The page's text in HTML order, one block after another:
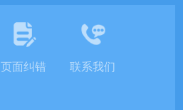
页面纠错 联系我们